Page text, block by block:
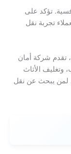
تؤكد على
تجربة نقل
تقدم شركة أمان
وتغليف الأثاث
لمن يبحث عن نقل